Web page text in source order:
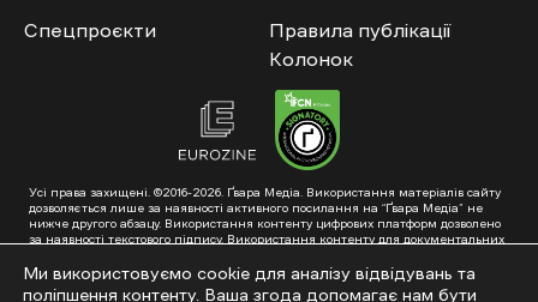
Спецпроєкти
Правила публікації
Колонок
Усі права захищені. ©2016-2026. Ґвара Медіа. Використання матеріалів сайту
дозволяється лише за наявності активного посилання на “Ґвара Медіа” не
нижче другого абзацу. Використання контенту цифрових платформ дозволено
за наявності текстового підпису. Використання контенту для документальних
схвалення від редакції.
Суб’єкт у сфері онлайн-медіа; ідентифікатор медіа – R40-01353. Поштова
Ми використовуємо cookie для аналізу відвідувань та
поліпшення контенту. Ваша згода допомагає нам бути